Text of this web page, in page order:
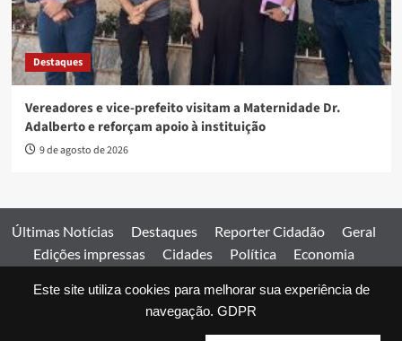
Este site utiliza cookies para melhorar sua experiência de
navegação. GDPR
Destaques
Vereadores e vice-prefeito visitam a Maternidade Dr.
Adalberto e reforçam apoio à instituição
9 de agosto de 2026
Últimas Notícias Destaques Reporter Cidadão
Geral
Edições impressas
Cidades Política
Economia
Comercial
Edições impressas Expediente Home